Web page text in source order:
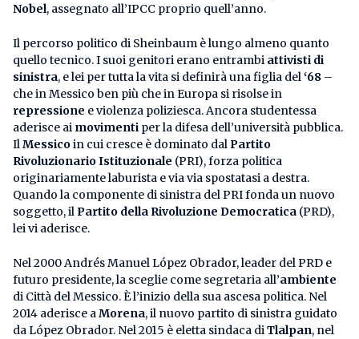
Nobel, assegnato all’IPCC proprio quell’anno.
Il percorso politico di Sheinbaum è lungo almeno quanto
quello tecnico. I suoi genitori erano entrambi attivisti di
sinistra, e lei per tutta la vita si definirà una figlia del‘68 –
che in Messico ben più che in Europa si risolse in
repressione e violenza poliziesca. Ancora studentessa
aderisce ai movimenti per la difesa dell’università pubblica.
IlMessicoin cui cresce è dominato dalPartito
Rivoluzionario Istituzionale (PRI), forza politica
originariamente laburista e via via spostatasi a destra.
Quando la componente di sinistra del PRI fonda un nuovo
soggetto, ilPartito della Rivoluzione Democratica (PRD),
lei vi aderisce.
Nel 2000 Andrés Manuel López Obrador, leader del PRD e
futuro presidente, la sceglie come segretaria all’ambiente
di Città del Messico. È l’inizio della sua ascesa politica. Nel
2014 aderisce aMorena, il nuovo partito di sinistra guidato
da López Obrador. Nel 2015 è eletta sindaca diTlalpan, nel